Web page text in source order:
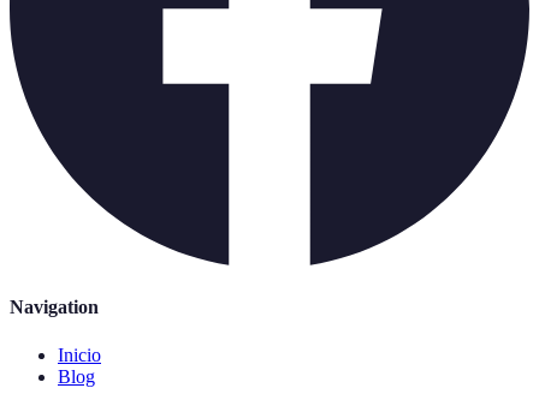
Navigation
Inicio
Blog